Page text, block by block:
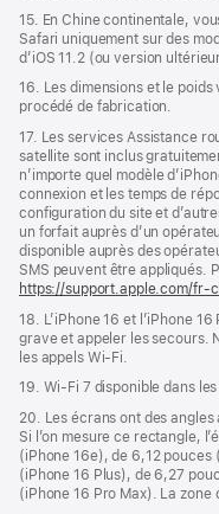
15. En Chine continentale,
Safari uniquement sur des
d’iOS 11.2 (ou version
16. Les dimensions et le
procédé de fabrication.
17. Les services Assistance
satellite sont inclus
n’importe quel modèle
connexion et les temps de
configuration du site et
un forfait auprès d’un
disponible auprès des
SMS peuvent être appliqués.
https://support.apple.com/fr-
18. L’iPhone 16 et l’iPhone
grave et appeler les secours.
les appels Wi‑Fi.
19. Wi-Fi 7 disponible dans
20. Les écrans ont des
Si l’on mesure ce rectangle,
(iPhone 16e), de 6,12
(iPhone 16 Plus), de 6,27
(iPhone 16 Pro Max). La zone